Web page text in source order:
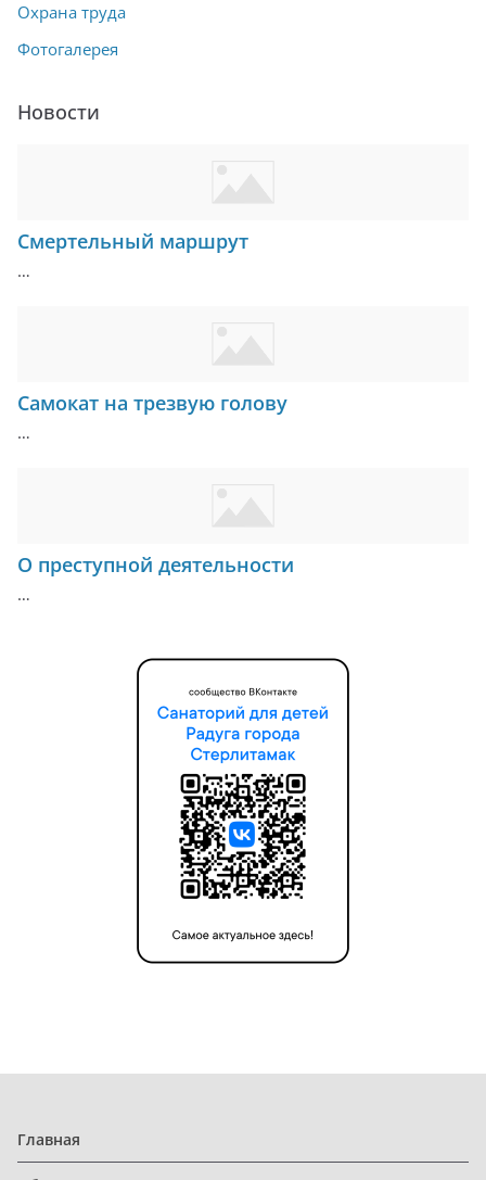
Охрана труда
Фотогалерея
Новости
Смертельный маршрут
…
Самокат на трезвую голову
…
О преступной деятельности
…
Главная